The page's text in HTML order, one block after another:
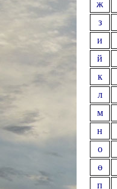
ж
з
и
й
к
л
м
н
о
ө
п